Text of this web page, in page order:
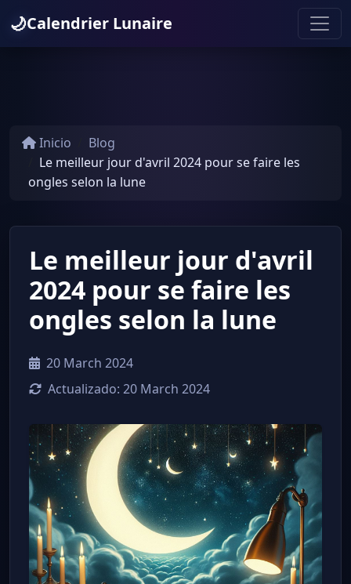
🌙Calendrier Lunaire
Inicio
Blog
Le meilleur jour d'avril 2024 pour se faire les
ongles selon la lune
Le meilleur jour d'avril
2024 pour se faire les
ongles selon la lune
20 March 2024
Actualizado: 20 March 2024